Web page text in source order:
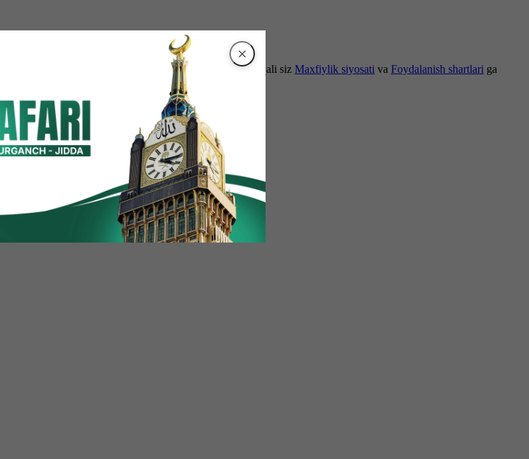
Saytimizdan foydalanishda davom etish orqali siz Maxfiylik siyosati va Foydalanish shartlari ga